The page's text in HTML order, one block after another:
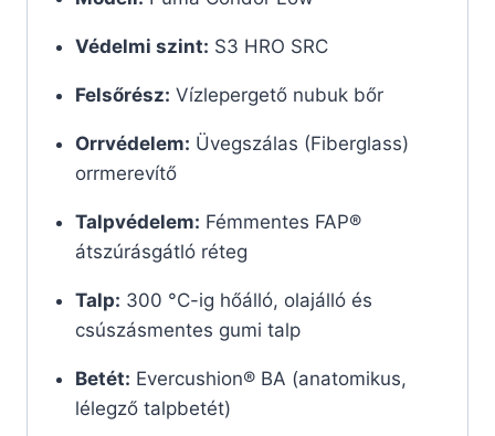
Védelmi szint: S3 HRO SRC
Felsőrész: Vízlepergető nubuk bőr
Orrvédelem: Üvegszálas (Fiberglass)
orrmerevítő
Talpvédelem: Fémmentes FAP®
átszúrásgátló réteg
Talp: 300 °C-ig hőálló, olajálló és
csúszásmentes gumi talp
Betét: Evercushion® BA (anatomikus,
lélegző talpbetét)